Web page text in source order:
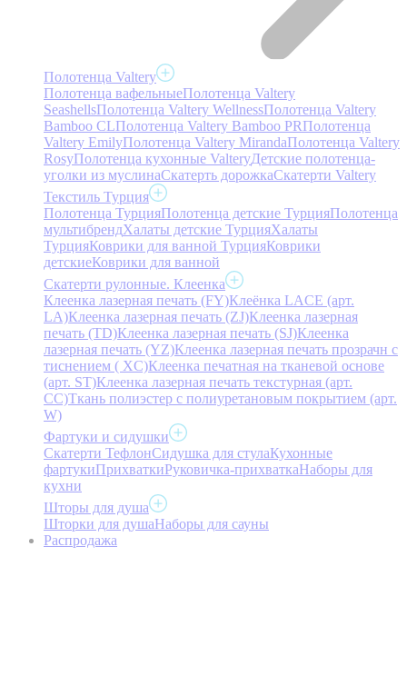
Полотенца Valtery
Полотенца вафельныеПолотенца Valtery
SeashellsПолотенца Valtery WellnessПолотенца Valtery
Bamboo CLПолотенца Valtery Bamboo PRПолотенца
Valtery EmilyПолотенца Valtery MirandaПолотенца Valtery
RosyПолотенца кухонные ValteryДетские полотенца-
уголки из муслинаСкатерть дорожкаСкатерти Valtery
Текстиль Турция
Полотенца ТурцияПолотенца детские ТурцияПолотенца
мультибрендХалаты детские ТурцияХалаты
ТурцияКоврики для ванной ТурцияКоврики
детскиеКоврики для ванной
Скатерти рулонные. Клеенка
Клеенка лазерная печать (FY)Клеёнка LACE (арт.
LA)Клеенка лазерная печать (ZJ)Клеенка лазерная
печать (TD)Клеенка лазерная печать (SJ)Клеенка
лазерная печать (YZ)Клеенка лазерная печать прозрачн с
тиснением ( XC)Клеенка печатная на тканевой основе
(арт. ST)Клеенка лазерная печать текстурная (арт.
CC)Ткань полиэстер с полиуретановым покрытием (арт.
W)
Фартуки и сидушки
Скатерти ТефлонСидушка для стулаКухонные
фартукиПрихваткиРуковичка-прихваткаНаборы для
кухни
Шторы для душа
Шторки для душаНаборы для сауны
Распродажа